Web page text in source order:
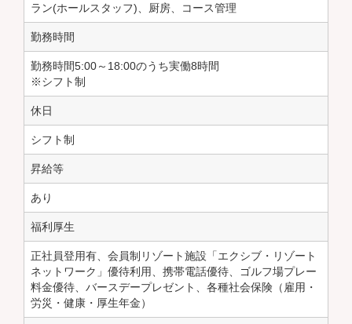
ラン(ホールスタッフ)、厨房、コース管理
勤務時間
勤務時間5:00～18:00のうち実働8時間
※シフト制
休日
シフト制
昇給等
あり
福利厚生
正社員登用有、会員制リゾート施設「エクシブ・リゾート
ネットワーク」優待利用、携帯電話優待、ゴルフ場プレー
料金優待、バースデープレゼント、各種社会保険（雇用・
労災・健康・厚生年金）